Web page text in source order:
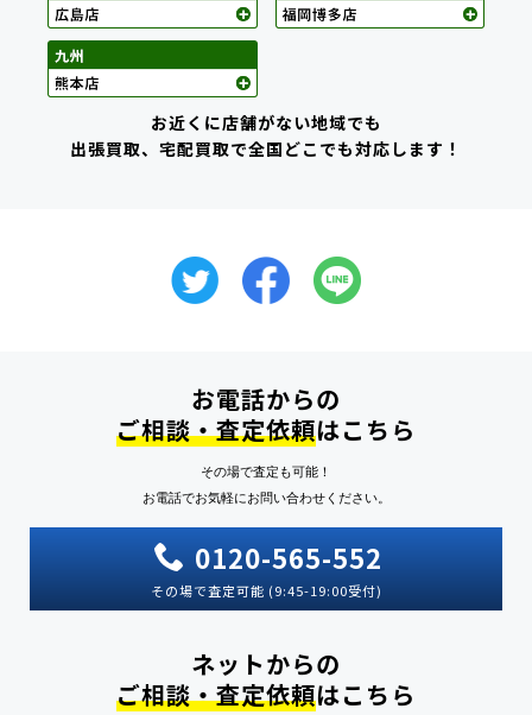
お近くに店舗がない地域でも
出張買取、宅配買取で全国どこでも対応します！
お電話からの
ご相談・査定依頼はこちら
その場で査定も可能！
お電話でお気軽にお問い合わせください。
0120-565-552
その場で査定可能 (9:45-19:00受付)
ネットからの
ご相談・査定依頼はこちら